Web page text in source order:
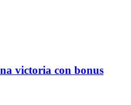
victoria con bonus